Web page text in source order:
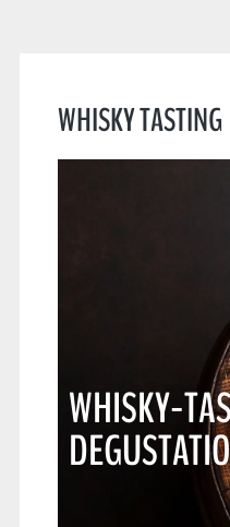
WHISKY TASTING
WHISKY-